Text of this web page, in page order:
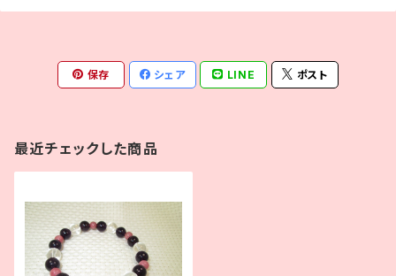
保存 シェア LINE ポスト
最近チェックした商品